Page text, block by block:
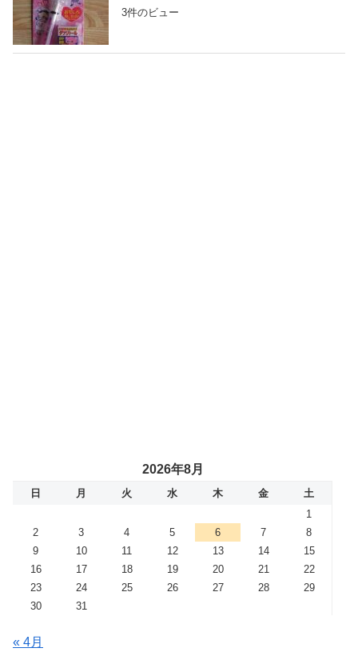
3件のビュー
2026年8月
日 月 火 水 木 金
土
1
2
3 4 5 6 7
8
9
10 11 12 13 14
15
16
17 18 19 20 21
22
23
24 25 26 27 28
29
30
31
« 4月